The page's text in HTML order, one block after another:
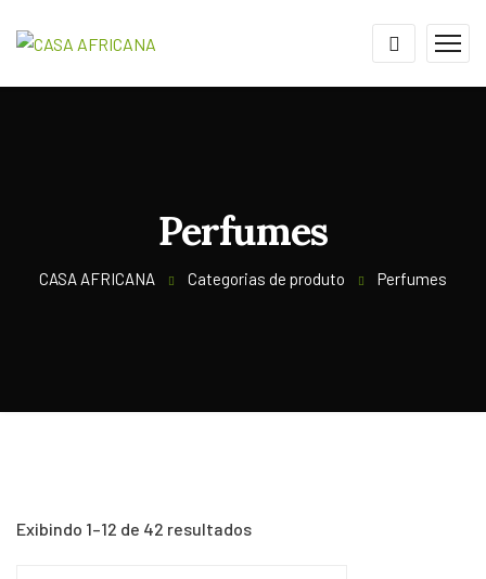
Perfumes
CASA AFRICANA Categorias de produto Perfumes
Exibindo 1–12 de 42 resultados